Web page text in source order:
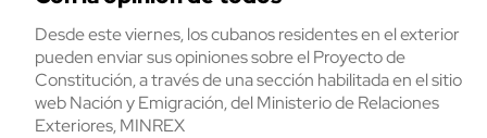
Desde este viernes, los cubanos residentes en el exterior
pueden enviar sus opiniones sobre el Proyecto de
Constitución, a través de una sección habilitada en el sitio
web Nación y Emigración, del Ministerio de Relaciones
Exteriores, MINREX